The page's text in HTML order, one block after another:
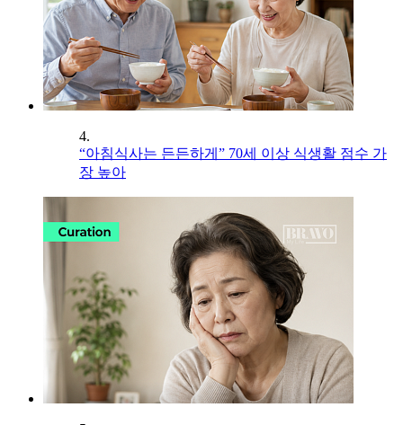
4.
“아침식사는 든든하게” 70세 이상 식생활 점수 가
장 높아